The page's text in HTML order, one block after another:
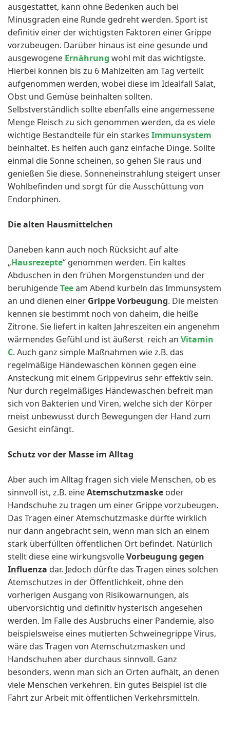
ausgestattet, kann ohne Bedenken auch bei
Minusgraden eine Runde gedreht werden. Sport ist
definitiv einer der wichtigsten Faktoren einer Grippe
vorzubeugen. Darüber hinaus ist eine gesunde und
ausgewogene Ernährung wohl mit das wichtigste.
Hierbei können bis zu 6 Mahlzeiten am Tag verteilt
aufgenommen werden, wobei diese im Idealfall Salat,
Obst und Gemüse beinhalten sollten.
Selbstverständlich sollte ebenfalls eine angemessene
Menge Fleisch zu sich genommen werden, da es viele
wichtige Bestandteile für ein starkes Immunsystem
beinhaltet. Es helfen auch ganz einfache Dinge. Sollte
einmal die Sonne scheinen, so gehen Sie raus und
genießen Sie diese. Sonneneinstrahlung steigert unser
Wohlbefinden und sorgt für die Ausschüttung von
Endorphinen.
Die alten Hausmittelchen
Daneben kann auch noch Rücksicht auf alte
„Hausrezepte“ genommen werden. Ein kaltes
Abduschen in den frühen Morgenstunden und der
beruhigendeTeeam Abend kurbeln das Immunsystem
an und dienen einer Grippe Vorbeugung. Die meisten
kennen sie bestimmt noch von daheim, die heiße
Zitrone. Sie liefert in kalten Jahreszeiten ein angenehm
wärmendes Gefühl und ist äußerst reich an Vitamin
C. Auch ganz simple Maßnahmen wie z.B. das
regelmäßige Händewaschen können gegen eine
Ansteckung mit einem Grippevirus sehr effektiv sein.
Nur durch regelmäßiges Händewaschen befreit man
sich von Bakterien und Viren, welche sich der Körper
meist unbewusst durch Bewegungen der Hand zum
Gesicht einfängt.
Schutz vor der Masse im Alltag
Aber auch im Alltag fragen sich viele Menschen, ob es
sinnvoll ist, z.B. eineAtemschutzmaske oder
Handschuhe zu tragen um einer Grippe vorzubeugen.
Das Tragen einer Atemschutzmaske dürfte wirklich
nur dann angebracht sein, wenn man sich an einem
stark überfüllten öffentlichen Ort befindet. Natürlich
stellt diese eine wirkungsvolleVorbeugung gegen
Influenza dar. Jedoch dürfte das Tragen eines solchen
Atemschutzes in der Öffentlichkeit, ohne den
vorherigen Ausgang von Risikowarnungen, als
übervorsichtig und definitiv hysterisch angesehen
werden. Im Falle des Ausbruchs einer Pandemie, also
beispielsweise eines mutierten Schweinegrippe Virus,
wäre das Tragen von Atemschutzmasken und
Handschuhen aber durchaus sinnvoll. Ganz
besonders, wenn man sich an Orten aufhält, an denen
viele Menschen verkehren. Ein gutes Beispiel ist die
Fahrt zur Arbeit mit öffentlichen Verkehrsmitteln.